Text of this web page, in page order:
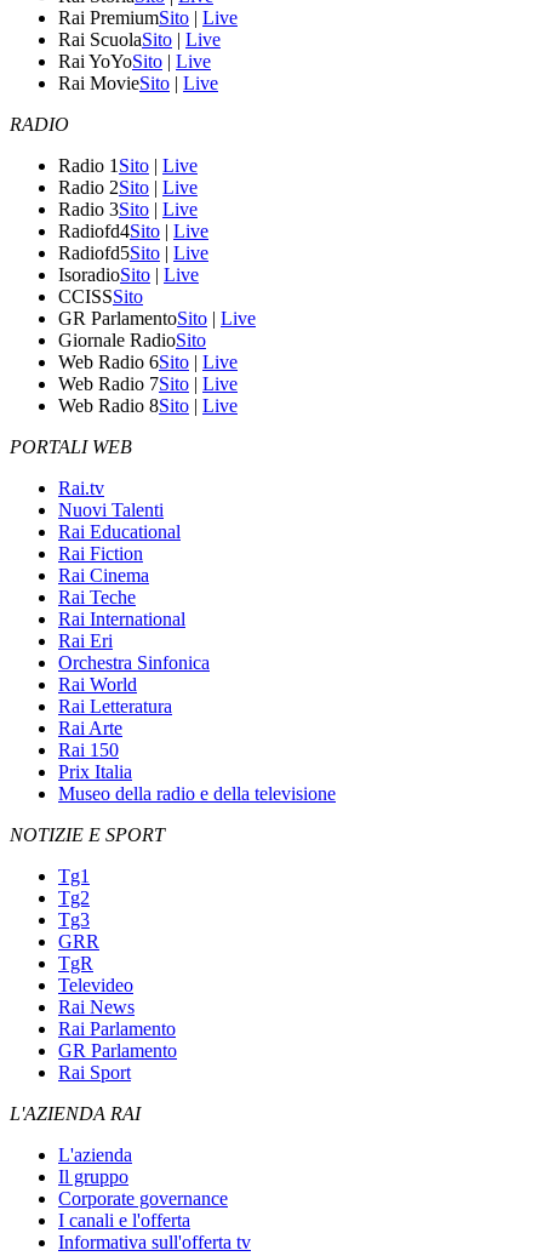
Rai PremiumSito | Live
Rai ScuolaSito | Live
Rai YoYoSito | Live
Rai MovieSito | Live
RADIO
Radio 1 Sito | Live
Radio 2Sito | Live
Radio 3Sito | Live
Radiofd4Sito | Live
Radiofd5Sito | Live
IsoradioSito | Live
CCISSSito
GR ParlamentoSito | Live
Giornale RadioSito
Web Radio 6Sito | Live
Web Radio 7Sito | Live
Web Radio 8Sito | Live
PORTALI WEB
Rai.tv
Nuovi Talenti
Rai Educational
Rai Fiction
Rai Cinema
Rai Teche
Rai International
Rai Eri
Orchestra Sinfonica
Rai World
Rai Letteratura
Rai Arte
Rai 150
Prix Italia
Museo della radio e della televisione
NOTIZIE E SPORT
Tg1
Tg2
Tg3
GRR
TgR
Televideo
Rai News
Rai Parlamento
GR Parlamento
Rai Sport
L'AZIENDA RAI
L'azienda
Il gruppo
Corporate governance
I canali e l'offerta
Informativa sull'offerta tv